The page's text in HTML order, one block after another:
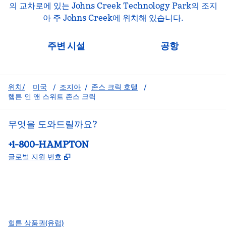
의 교차로에 있는 Johns Creek Technology Park의 조지
아 주 Johns Creek에 위치해 있습니다.
주변 시설 공항
위치/ 미국 / 조지아 / 존스 크릭 호텔
/
햄튼 인 앤 스위트 존스 크릭
무엇을 도와드릴까요?
전화:
+1-800-HAMPTON
글로벌 지원 번호 ,
힐튼 상품권(유럽)